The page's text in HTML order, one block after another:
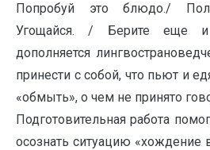
Попробуй это блюдо./
Угощайся. / Берите еще и
дополняется
принести с собой, что пьют и
«обмыть», о чем не принято
Подготовительная работа
осознать ситуацию «хождение